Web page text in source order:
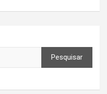
Pesquisar